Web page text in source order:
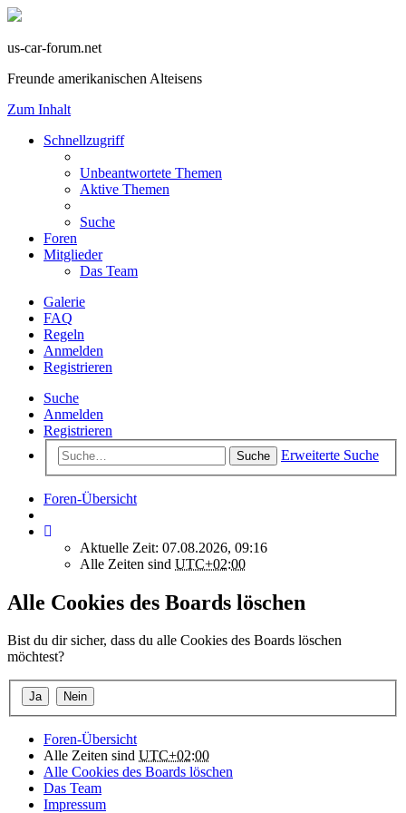
us-car-forum.net
Freunde amerikanischen Alteisens
Zum Inhalt
Schnellzugriff
Unbeantwortete Themen
Aktive Themen
Suche
Foren
Mitglieder
Das Team
Galerie
FAQ
Regeln
Anmelden
Registrieren
Suche
Anmelden
Registrieren
Suche Erweiterte Suche
Foren-Übersicht
Aktuelle Zeit: 07.08.2026, 09:16
Alle Zeiten sind UTC+02:00
Alle Cookies des Boards löschen
Bist du dir sicher, dass du alle Cookies des Boards löschen
möchtest?
Foren-Übersicht
Alle Zeiten sind UTC+02:00
Alle Cookies des Boards löschen
Das Team
Impressum